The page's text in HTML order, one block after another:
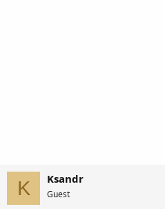
K Ksandr
Guest